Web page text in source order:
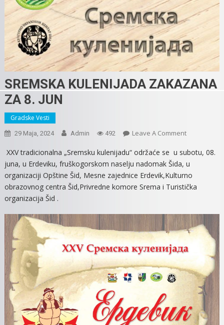
SREMSKA KULENIJADA ZAKAZANA
ZA 8. JUN
Gradske Vesti
29 Maja, 2024 Admin 492 Leave A CommentOn
KULENIJADA
ZAKAZANA
ZA
8.
XXV tradicionalna „Sremsku kulenijadu“ održaće se u subotu, 08.
juna, u Erdeviku, fruškogorskom naselju nadomak Šida, u
organizaciji Opštine Šid, Mesne zajednice Erdevik,Kulturno
obrazovnog centra Šid,Privredne komore Srema i Turistička
organizacija Šid .